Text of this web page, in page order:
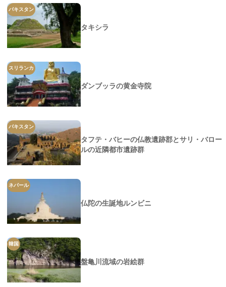
パキスタン
タキシラ
スリランカ
ダンブッラの黄金寺院
パキスタン
タフテ・バヒーの仏教遺跡郡とサリ・バロー
ルの近隣都市遺跡群
ネパール
仏陀の生誕地ルンビニ
韓国
盤亀川流域の岩絵群